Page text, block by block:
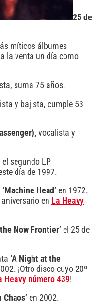
25 de
míticos álbumes
la venta un día como
suma 75 años.
y bajista, cumple 53
vocalista y
el segundo LP
día de 1997.
‘Machine Head’ en 1972.
en La Heavy
Now Frontier’el 25 de
‘A Night at the
¡Otro disco cuyo 20º
Heavy número 439!
Chaos’ en 2002.